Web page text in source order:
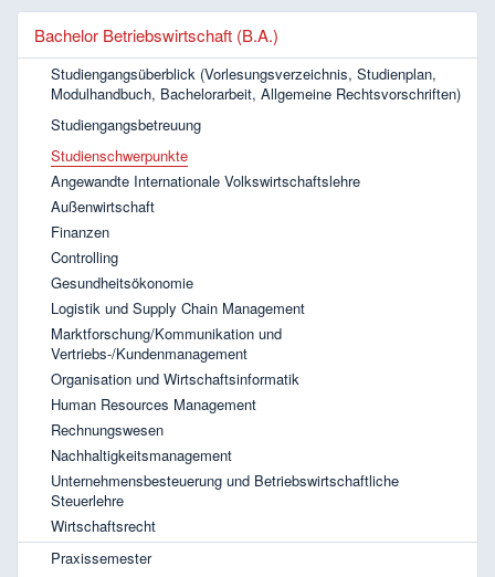
Bachelor Betriebswirtschaft (B.A.)
Studiengangsüberblick (Vorlesungsverzeichnis, Studienplan,
Modulhandbuch, Bachelorarbeit, Allgemeine Rechtsvorschriften)
Studiengangsbetreuung
Studienschwerpunkte
Angewandte Internationale Volkswirtschaftslehre
Außenwirtschaft
Finanzen
Controlling
Gesundheitsökonomie
Logistik und Supply Chain Management
Marktforschung/Kommunikation und
Vertriebs-/Kundenmanagement
Organisation und Wirtschaftsinformatik
Human Resources Management
Rechnungswesen
Nachhaltigkeitsmanagement
Unternehmensbesteuerung und Betriebswirtschaftliche
Steuerlehre
Wirtschaftsrecht
Praxissemester